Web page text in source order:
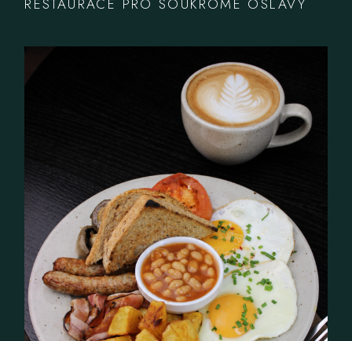
RESTAURACE PRO SOUKROMÉ OSLAVY